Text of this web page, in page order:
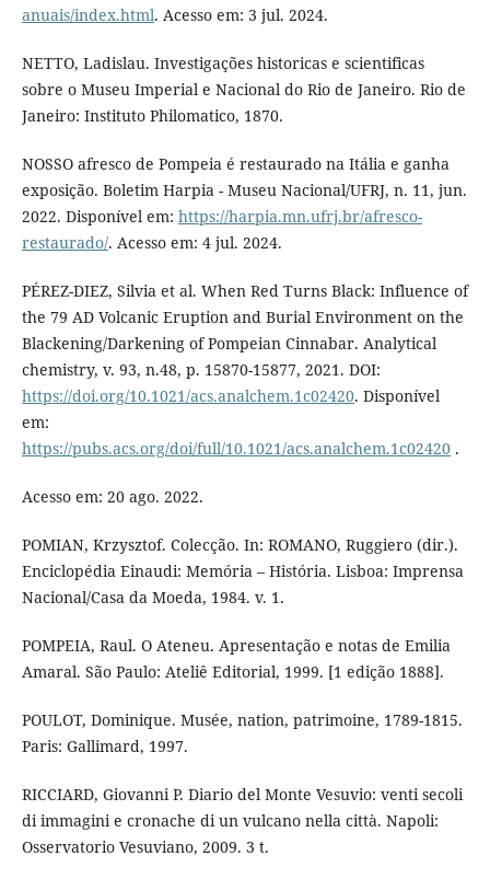
anuais/index.html. Acesso em: 3 jul. 2024.
NETTO, Ladislau. Investigações historicas e scientificas
sobre o Museu Imperial e Nacional do Rio de Janeiro. Rio de
Janeiro: Instituto Philomatico, 1870.
NOSSO afresco de Pompeia é restaurado na Itália e ganha
exposição. Boletim Harpia - Museu Nacional/UFRJ, n. 11, jun.
2022. Disponível em: https://harpia.mn.ufrj.br/afresco-
restaurado/. Acesso em: 4 jul. 2024.
PÉREZ-DIEZ, Silvia et al. When Red Turns Black: Influence of
the 79 AD Volcanic Eruption and Burial Environment on the
Blackening/Darkening of Pompeian Cinnabar. Analytical
chemistry, v. 93, n.48, p. 15870-15877, 2021. DOI:
https://doi.org/10.1021/acs.analchem.1c02420. Disponível
em:
https://pubs.acs.org/doi/full/10.1021/acs.analchem.1c02420.
Acesso em: 20 ago. 2022.
POMIAN, Krzysztof. Colecção. In: ROMANO, Ruggiero (dir.).
Enciclopédia Einaudi: Memória – História. Lisboa: Imprensa
Nacional/Casa da Moeda, 1984. v. 1.
POMPEIA, Raul. O Ateneu. Apresentação e notas de Emilia
Amaral. São Paulo: Ateliê Editorial, 1999. [1 edição 1888].
POULOT, Dominique. Musée, nation, patrimoine, 1789-1815.
Paris: Gallimard, 1997.
RICCIARD, Giovanni P. Diario del Monte Vesuvio: venti secoli
di immagini e cronache di un vulcano nella città. Napoli:
Osservatorio Vesuviano, 2009. 3 t.